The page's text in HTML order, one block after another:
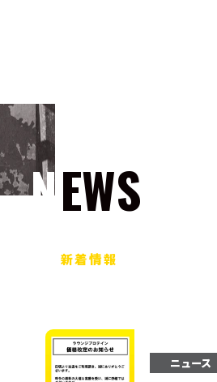
NEWS
新着情報
ニュース